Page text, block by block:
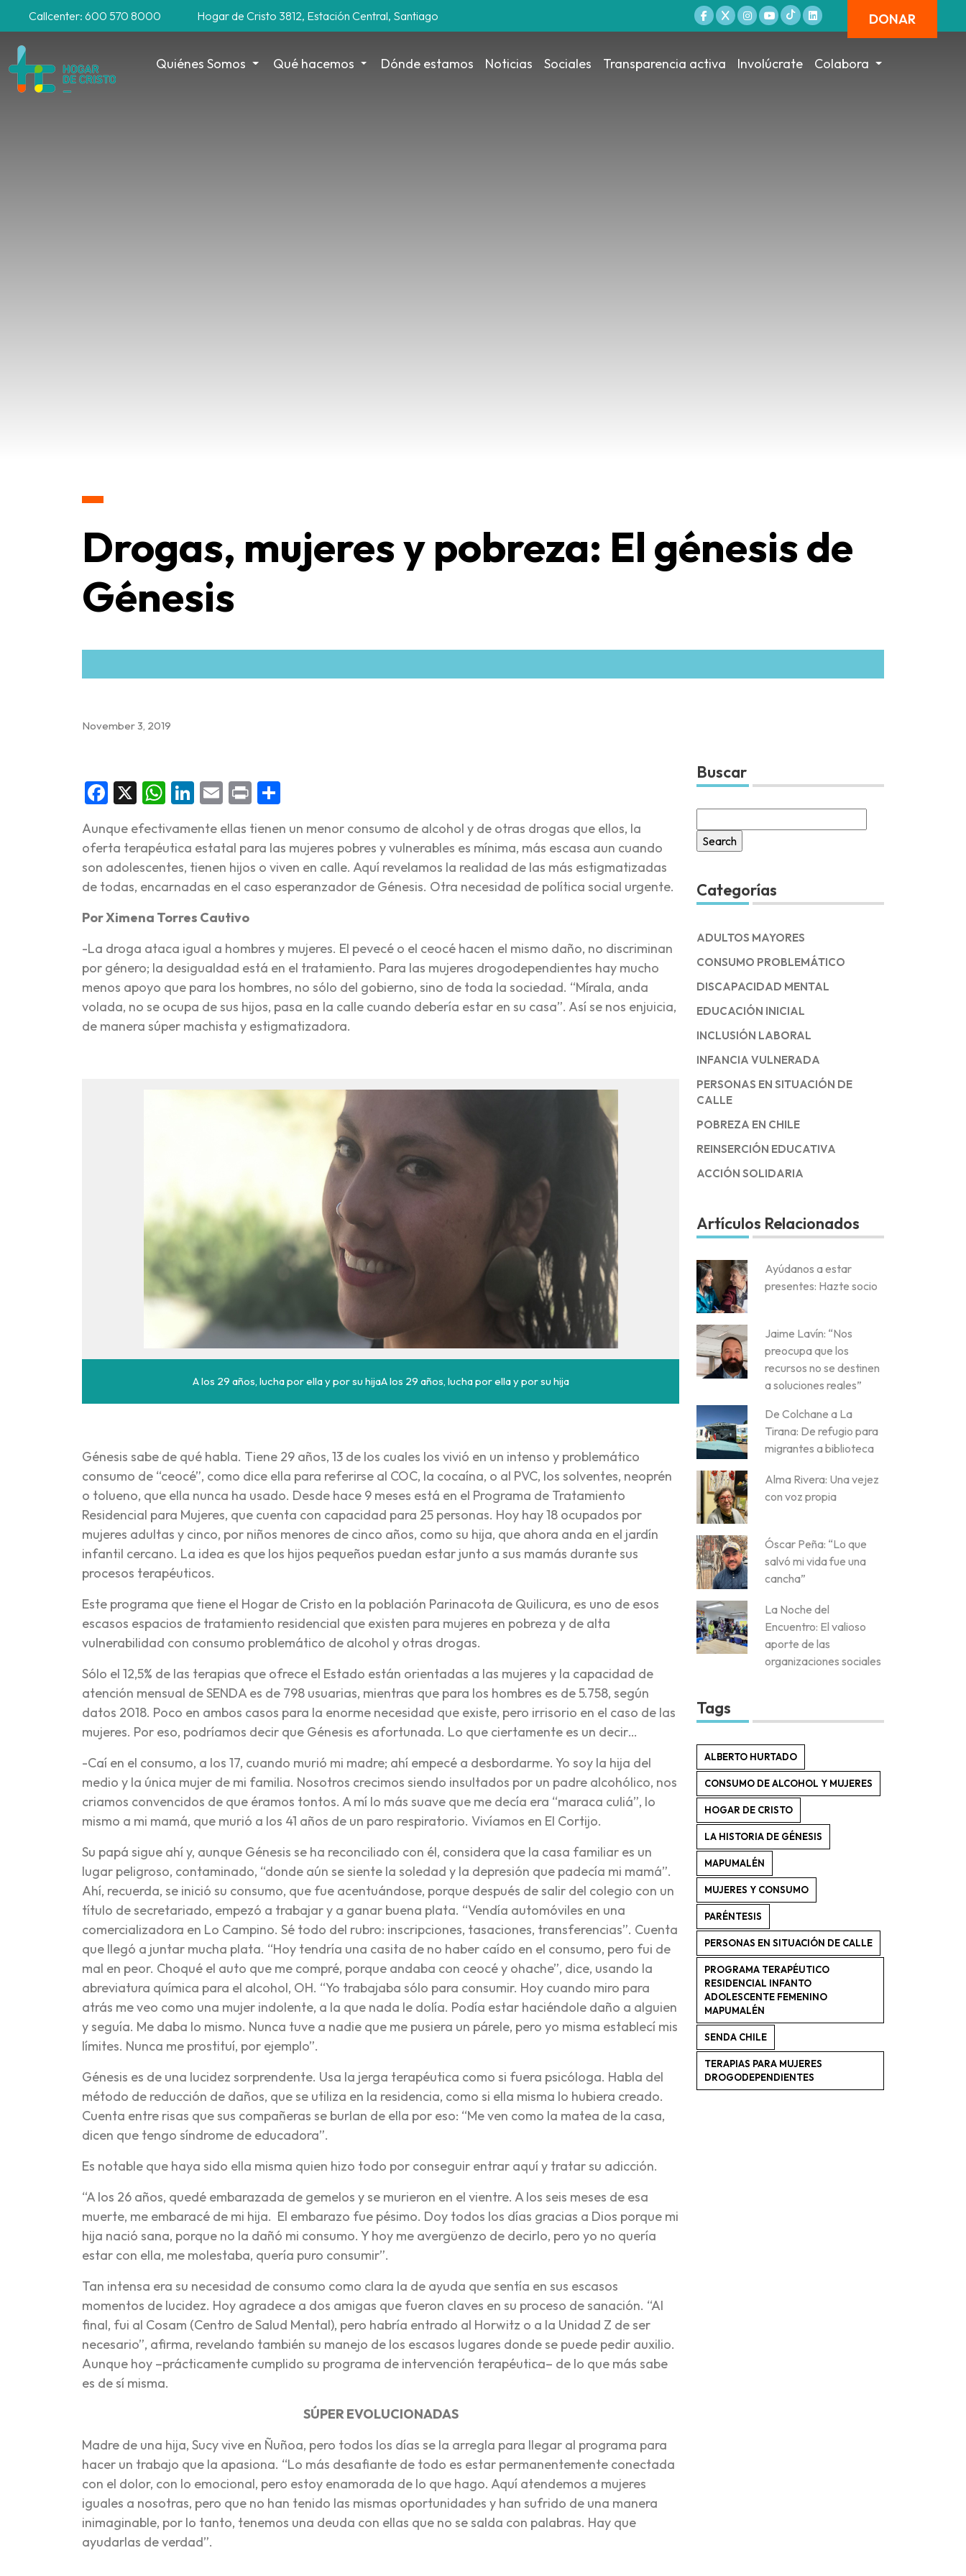
Callcenter: 600 570 8000 Hogar de Cristo 3812, Estación Central, Santiago DONAR
Quiénes Somos Qué hacemos Dónde estamos Noticias Sociales Transparencia activa Involúcrate Colabora
Drogas, mujeres y pobreza: El génesis de
Génesis
November 3, 2019
Facebook
X WhatsApp
LinkedIn
Email
Print
Aunque efectivamente ellas tienen un menor consumo de alcohol y de otras drogas que ellos, la
oferta terapéutica estatal para las mujeres pobres y vulnerables es mínima, más escasa aun cuando
son adolescentes, tienen hijos o viven en calle. Aquí revelamos la realidad de las más estigmatizadas
de todas, encarnadas en el caso esperanzador de Génesis. Otra necesidad de política social urgente.
Por Ximena Torres Cautivo
-La droga ataca igual a hombres y mujeres. El pevecé o el ceocé hacen el mismo daño, no discriminan
por género; la desigualdad está en el tratamiento. Para las mujeres drogodependientes hay mucho
menos apoyo que para los hombres, no sólo del gobierno, sino de toda la sociedad. “Mírala, anda
volada, no se ocupa de sus hijos, pasa en la calle cuando debería estar en su casa”. Así se nos enjuicia,
de manera súper machista y estigmatizadora.
A los 29 años, lucha por ella y por su hijaA los 29 años, lucha por ella y por su hija
Génesis sabe de qué habla. Tiene 29 años, 13 de los cuales los vivió en un intenso y problemático
consumo de “ceocé”, como dice ella para referirse al COC, la cocaína, o al PVC, los solventes, neoprén
o tolueno, que ella nunca ha usado. Desde hace 9 meses está en el Programa de Tratamiento
Residencial para Mujeres, que cuenta con capacidad para 25 personas. Hoy hay 18 ocupados por
mujeres adultas y cinco, por niños menores de cinco años, como su hija, que ahora anda en el jardín
infantil cercano. La idea es que los hijos pequeños puedan estar junto a sus mamás durante sus
procesos terapéuticos.
Este programa que tiene el Hogar de Cristo en la población Parinacota de Quilicura, es uno de esos
escasos espacios de tratamiento residencial que existen para mujeres en pobreza y de alta
vulnerabilidad con consumo problemático de alcohol y otras drogas.
Sólo el 12,5% de las terapias que ofrece el Estado están orientadas a las mujeres y la capacidad de
atención mensual de SENDA es de 798 usuarias, mientras que para los hombres es de 5.758, según
datos 2018. Poco en ambos casos para la enorme necesidad que existe, pero irrisorio en el caso de las
mujeres. Por eso, podríamos decir que Génesis es afortunada. Lo que ciertamente es un decir…
-Caí en el consumo, a los 17, cuando murió mi madre; ahí empecé a desbordarme. Yo soy la hija del
medio y la única mujer de mi familia. Nosotros crecimos siendo insultados por un padre alcohólico, nos
criamos convencidos de que éramos tontos. A mí lo más suave que me decía era “maraca culiá”, lo
mismo a mi mamá, que murió a los 41 años de un paro respiratorio. Vivíamos en El Cortijo.
Su papá sigue ahí y, aunque Génesis se ha reconciliado con él, considera que la casa familiar es un
lugar peligroso, contaminado, “donde aún se siente la soledad y la depresión que padecía mi mamá”.
Ahí, recuerda, se inició su consumo, que fue acentuándose, porque después de salir del colegio con un
título de secretariado, empezó a trabajar y a ganar buena plata. “Vendía automóviles en una
comercializadora en Lo Campino. Sé todo del rubro: inscripciones, tasaciones, transferencias”. Cuenta
que llegó a juntar mucha plata. “Hoy tendría una casita de no haber caído en el consumo, pero fui de
mal en peor. Choqué el auto que me compré, porque andaba con ceocé y ohache”, dice, usando la
abreviatura química para el alcohol, OH. “Yo trabajaba sólo para consumir. Hoy cuando miro para
atrás me veo como una mujer indolente, a la que nada le dolía. Podía estar haciéndole daño a alguien
y seguía. Me daba lo mismo. Nunca tuve a nadie que me pusiera un párele, pero yo misma establecí mis
límites. Nunca me prostituí, por ejemplo”.
Génesis es de una lucidez sorprendente. Usa la jerga terapéutica como si fuera psicóloga. Habla del
método de reducción de daños, que se utiliza en la residencia, como si ella misma lo hubiera creado.
Cuenta entre risas que sus compañeras se burlan de ella por eso: “Me ven como la matea de la casa,
dicen que tengo síndrome de educadora”.
Es notable que haya sido ella misma quien hizo todo por conseguir entrar aquí y tratar su adicción.
“A los 26 años, quedé embarazada de gemelos y se murieron en el vientre. A los seis meses de esa
muerte, me embaracé de mi hija. El embarazo fue pésimo. Doy todos los días gracias a Dios porque mi
hija nació sana, porque no la dañó mi consumo. Y hoy me avergüenzo de decirlo, pero yo no quería
estar con ella, me molestaba, quería puro consumir”.
Tan intensa era su necesidad de consumo como clara la de ayuda que sentía en sus escasos
momentos de lucidez. Hoy agradece a dos amigas que fueron claves en su proceso de sanación. “Al
final, fui al Cosam (Centro de Salud Mental), pero habría entrado al Horwitz o a la Unidad Z de ser
necesario”, afirma, revelando también su manejo de los escasos lugares donde se puede pedir auxilio.
Aunque hoy –prácticamente cumplido su programa de intervención terapéutica– de lo que más sabe
es de sí misma.
SÚPER EVOLUCIONADAS
Madre de una hija, Sucy vive en Ñuñoa, pero todos los días se la arregla para llegar al programa para
hacer un trabajo que la apasiona. “Lo más desafiante de todo es estar permanentemente conectada
con el dolor, con lo emocional, pero estoy enamorada de lo que hago. Aquí atendemos a mujeres
iguales a nosotras, pero que no han tenido las mismas oportunidades y han sufrido de una manera
inimaginable, por lo tanto, tenemos una deuda con ellas que no se salda con palabras. Hay que
ayudarlas de verdad”.
Buscar
for:
Categorías
ADULTOS MAYORES
CONSUMO PROBLEMÁTICO
DISCAPACIDAD MENTAL
EDUCACIÓN INICIAL
INCLUSIÓN LABORAL
INFANCIA VULNERADA
PERSONAS EN SITUACIÓN DE
CALLE
POBREZA EN CHILE
REINSERCIÓN EDUCATIVA
ACCIÓN SOLIDARIA
Artículos Relacionados
Ayúdanos a estar
presentes: Hazte socio
Jaime Lavín: “Nos
preocupa que los
recursos no se destinen
a soluciones reales”
De Colchane a La
Tirana: De refugio para
migrantes a biblioteca
Alma Rivera: Una vejez
con voz propia
Óscar Peña: “Lo que
salvó mi vida fue una
cancha”
La Noche del
Encuentro: El valioso
aporte de las
organizaciones sociales
Tags
ALBERTO HURTADO
CONSUMO DE ALCOHOL Y MUJERES
HOGAR DE CRISTO
LA HISTORIA DE GÉNESIS
MAPUMALÉN
MUJERES Y CONSUMO
PARÉNTESIS
PERSONAS EN SITUACIÓN DE CALLE
PROGRAMA TERAPÉUTICO
RESIDENCIAL INFANTO
ADOLESCENTE FEMENINO
MAPUMALÉN
SENDA CHILE
TERAPIAS PARA MUJERES
DROGODEPENDIENTES